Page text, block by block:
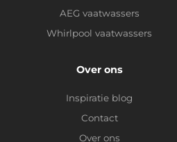
AEG vaatwassers
Whirlpool vaatwassers
Over ons
Inspiratie blog
Contact
Over ons